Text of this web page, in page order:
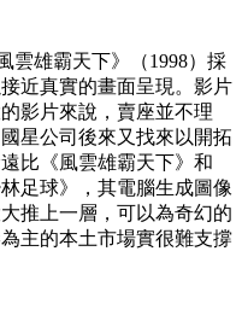
雲雄霸天下》（1998）採
近真實的畫面呈現。影片
影片來說，賣座並不理
星公司後來又找來以開拓
比《風雲雄霸天下》和
足球》，其電腦生成圖像
推上一層，可以為奇幻的
主的本土市場實很難支撐